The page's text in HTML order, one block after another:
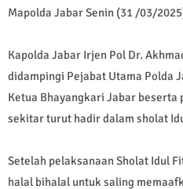
Mapolda Jabar Senin (31 /03/
Kapolda Jabar Irjen Pol Dr.
didampingi Pejabat Utama Polda
Ketua Bhayangkari Jabar
sekitar turut hadir dalam sholat
Setelah pelaksanaan Sholat Idul
halal bihalal untuk saling